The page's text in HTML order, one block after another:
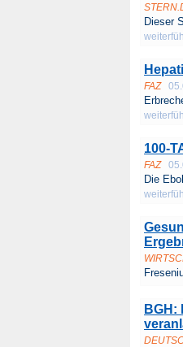
Dieser
FAZ
100-
FAZ
Die